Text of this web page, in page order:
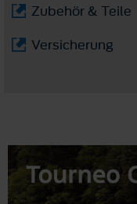
Zubehör & Teile
Versicherung